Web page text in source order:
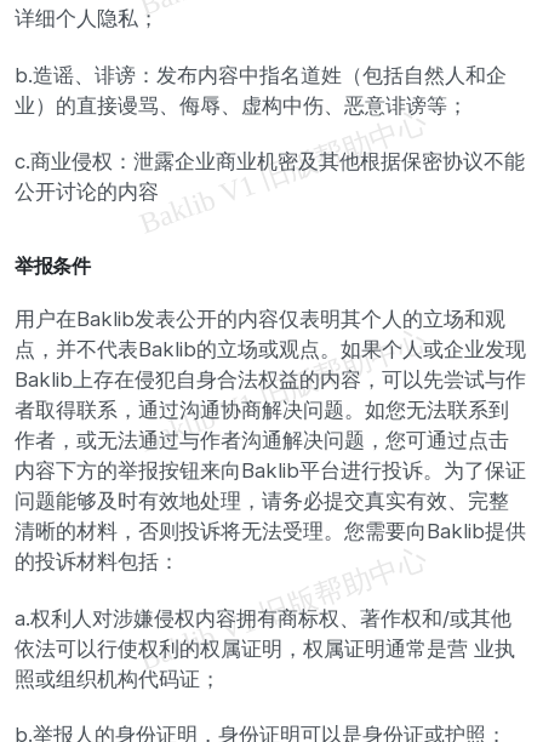
详细个人隐私；
b.造谣、诽谤：发布内容中指名道姓（包括自然人和企
业）的直接谩骂、侮辱、虚构中伤、恶意诽谤等；
c.商业侵权：泄露企业商业机密及其他根据保密协议不能
公开讨论的内容
举报条件
用户在Baklib发表公开的内容仅表明其个人的立场和观
点，并不代表Baklib的立场或观点。如果个人或企业发现
Baklib上存在侵犯自身合法权益的内容，可以先尝试与作
者取得联系，通过沟通协商解决问题。如您无法联系到
作者，或无法通过与作者沟通解决问题，您可通过点击
内容下方的举报按钮来向Baklib平台进行投诉。为了保证
问题能够及时有效地处理，请务必提交真实有效、完整
清晰的材料，否则投诉将无法受理。您需要向Baklib提供
的投诉材料包括：
a.权利人对涉嫌侵权内容拥有商标权、著作权和/或其他
依法可以行使权利的权属证明，权属证明通常是营 业执
照或组织机构代码证；
b.举报人的身份证明，身份证明可以是身份证或护照；